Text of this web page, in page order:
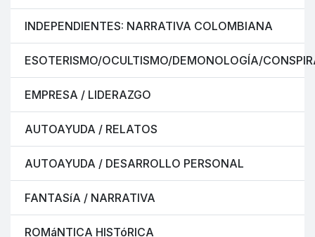
INDEPENDIENTES: NARRATIVA COLOMBIANA
ESOTERISMO/OCULTISMO/DEMONOLOGÍA/
EMPRESA / LIDERAZGO
AUTOAYUDA / RELATOS
AUTOAYUDA / DESARROLLO PERSONAL
FANTASíA / NARRATIVA
ROMáNTICA HISTóRICA